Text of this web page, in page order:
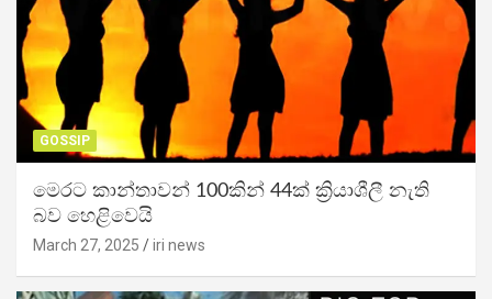
GOSSIP
මෙරට කාන්තාවන් 100කින් 44ක් ක්‍රියාශීලී නැති
බව හෙළිවෙයි
March 27, 2025 iri news